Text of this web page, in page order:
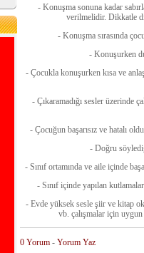
- Konuşma sonuna kadar
verilmelidir. Dikkatle
- Konuşma sırasında
- Konuşurken
- Çocukla konuşurken kısa ve
- Çıkaramadığı sesler üzerinde
- Çocuğun başarısız ve hatalı
- Doğru
- Sınıf ortamında ve aile içinde
- Sınıf içinde yapılan
- Evde yüksek sesle şiir ve kitap
vb. çalışmalar için
0 Yorum - Yorum Yaz